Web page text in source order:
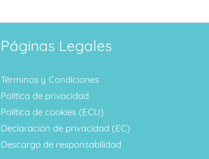
Páginas Legales
Términos y Condiciones
Política de privacidad
Política de cookies (ECU)
Declaración de privacidad (EC)
Descargo de responsabilidad